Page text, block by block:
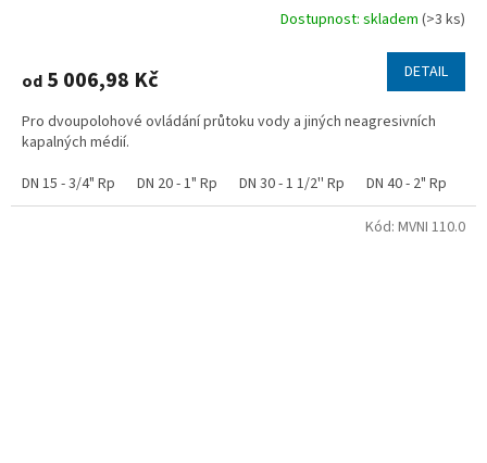
Dostupnost: skladem (>3 ks)
od 5 006,98 Kč DETAIL
Pro dvoupolohové ovládání průtoku vody a jiných neagresivních
kapalných médií.
DN 15 - 3/4" Rp
DN 20 - 1" Rp DN 30 - 1 1/2'' Rp DN 40 - 2" Rp
Kód: MVNI 110.0